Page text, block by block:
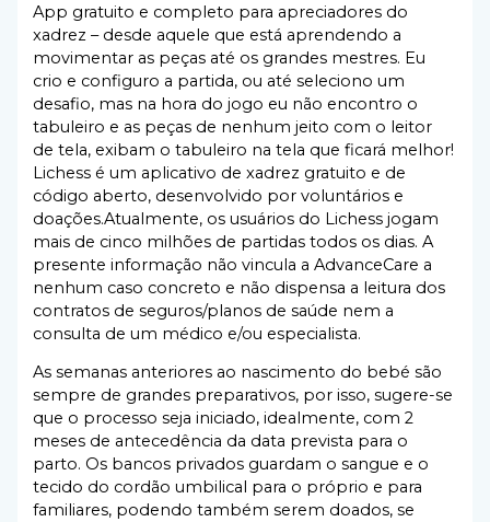
App gratuito e completo para apreciadores do
xadrez – desde aquele que está aprendendo a
movimentar as peças até os grandes mestres. Eu
crio e configuro a partida, ou até seleciono um
desafio, mas na hora do jogo eu não encontro o
tabuleiro e as peças de nenhum jeito com o leitor
de tela, exibam o tabuleiro na tela que ficará melhor!
Lichess é um aplicativo de xadrez gratuito e de
código aberto, desenvolvido por voluntários e
doações.Atualmente, os usuários do Lichess jogam
mais de cinco milhões de partidas todos os dias. A
presente informação não vincula a AdvanceCare a
nenhum caso concreto e não dispensa a leitura dos
contratos de seguros/planos de saúde nem a
consulta de um médico e/ou especialista.
As semanas anteriores ao nascimento do bebé são
sempre de grandes preparativos, por isso, sugere-se
que o processo seja iniciado, idealmente, com 2
meses de antecedência da data prevista para o
parto. Os bancos privados guardam o sangue e o
tecido do cordão umbilical para o próprio e para
familiares, podendo também serem doados, se